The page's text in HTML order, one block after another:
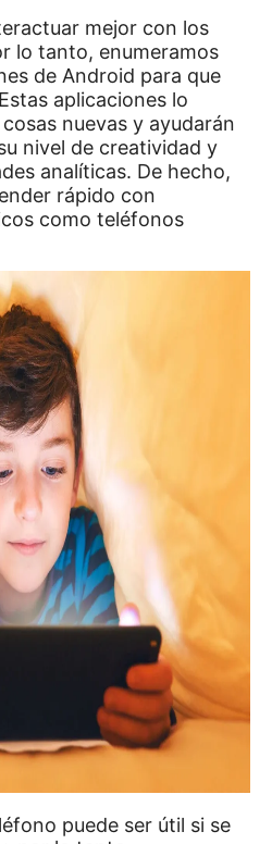
mejor con los
lo tanto, enumeramos
de Android para que
Estas aplicaciones lo
nuevas y ayudarán
nivel de creatividad y
analíticas. De hecho,
rápido con
como teléfonos
puede ser útil si se